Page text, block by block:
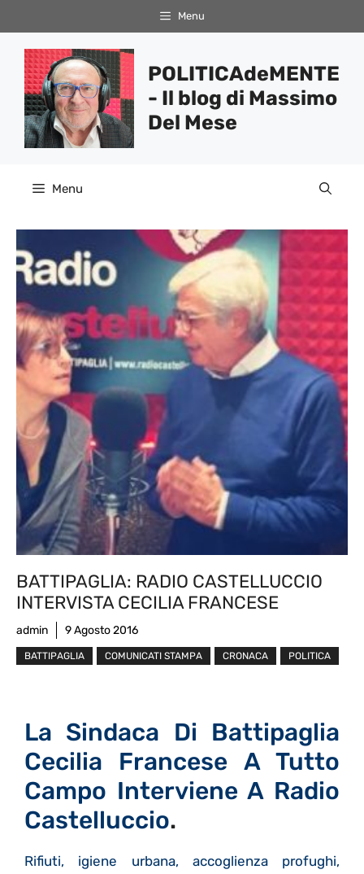
al
contenuto
Menu
POLITICAdeMENTE
- Il blog di Massimo
Del Mese
Menu
BATTIPAGLIA: RADIO CASTELLUCCIO
INTERVISTA CECILIA FRANCESE
admin 9 Agosto 2016
BATTIPAGLIA COMUNICATI STAMPA CRONACA POLITICA
La Sindaca Di Battipaglia
Cecilia Francese A Tutto
Campo Interviene A Radio
Castelluccio.
Rifiuti, igiene urbana, accoglienza profughi,